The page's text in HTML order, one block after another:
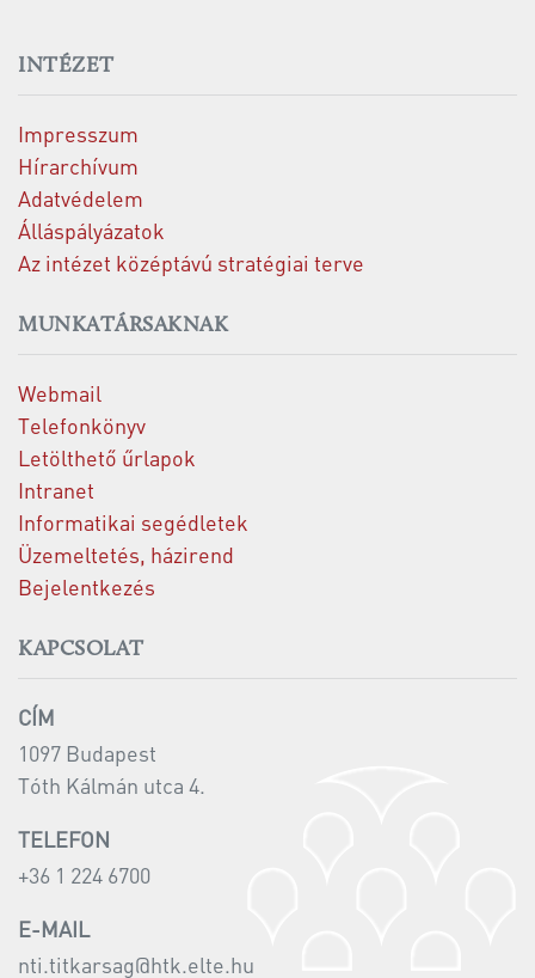
INTÉZET
Impresszum
Hírarchívum
Adatvédelem
Álláspályázatok
Az intézet középtávú stratégiai terve
MUNKATÁRSAKNAK
Webmail
Telefonkönyv
Letölthető űrlapok
Intranet
Informatikai segédletek
Üzemeltetés, házirend
Bejelentkezés
KAPCSOLAT
CÍM
1097 Budapest
Tóth Kálmán utca 4.
TELEFON
+36 1 224 6700
E-MAIL
nti.titkarsag@htk.elte.hu